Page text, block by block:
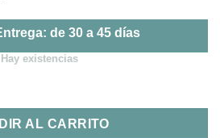
de 30 a 45 días
Hay existencias
Uzturre cantidad
AL CARRITO